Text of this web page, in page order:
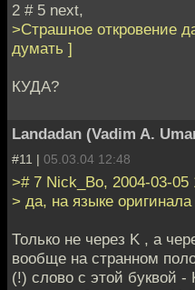
2 # 5 next,
>Страшное откровение
думать ]
КУДА?
Landadan (Vadim A.
#11 | 05.03.04 12:48
># 7 Nick_Bo, 2004-03-05
> да, на языке
Только не через K , а
вообще на странном
(!) слово с этой буквой